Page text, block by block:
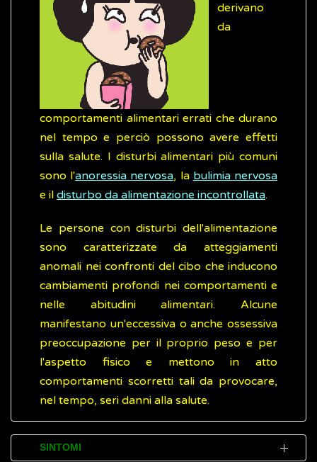
derivano
da
comportamenti alimentari errati che durano
nel tempo e perciò possono avere effetti
sulla salute. I disturbi alimentari più comuni
sono l'anoressia nervosa, la bulimia nervosa
e il disturbo da alimentazione incontrollata.
Le persone con disturbi dell'alimentazione
sono caratterizzate da atteggiamenti
anomali nei confronti del cibo che inducono
cambiamenti profondi nei comportamenti e
nelle abitudini alimentari. Alcune
manifestano un'eccessiva o anche ossessiva
preoccupazione per il proprio peso e per
l'aspetto fisico e mettono in atto
comportamenti scorretti tali da provocare,
nel tempo, seri danni alla salute.
SINTOMI